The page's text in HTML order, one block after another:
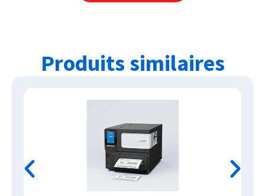
Produits similaires